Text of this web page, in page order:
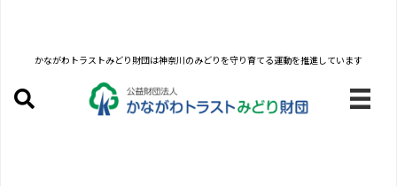
かながわトラストみどり財団は神奈川のみどりを守り育てる運動を推進しています